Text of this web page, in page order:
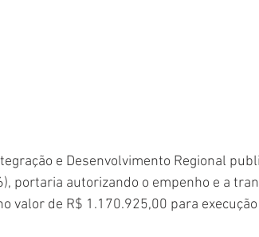
e Desenvolvimento Regional
portaria autorizando o empenho e a
valor de R$ 1.170.925,00 para